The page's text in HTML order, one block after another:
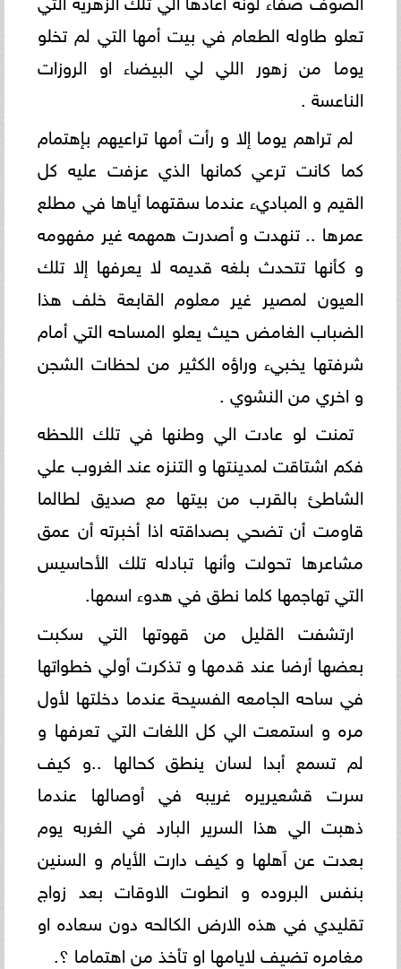
تعلو طاوله الطعام في بيت أمها التي لم تخلو
يوما من زهور اللي لي البيضاء او الروزات
الناعسة .
لم تراهم يوما إلا و رأت أمها تراعيهم بإهتمام
كما كانت ترعي كمانها الذي عزفت عليه كل
القيم و المباديء عندما سقتهما أياها في مطلع
عمرها .. تنهدت و أصدرت همهمه غير مفهومه
و كأنها تتحدث بلغه قديمه لا يعرفها إلا تلك
العيون لمصير غير معلوم القابعة خلف هذا
الضباب الغامض حيث يعلو المساحه التي أمام
شرفتها يخبيء وراؤه الكثير من لحظات الشجن
و اخري من النشوي .
تمنت لو عادت الي وطنها في تلك اللحظه
فكم اشتاقت لمدينتها و التنزه عند الغروب علي
الشاطئ بالقرب من بيتها مع صديق لطالما
قاومت أن تضحي بصداقته اذا أخبرته أن عمق
مشاعرها تحولت وأنها تبادله تلك الأحاسيس
التي تهاجمها كلما نطق في هدوء اسمها.
ارتشفت القليل من قهوتها التي سكبت
بعضها أرضا عند قدمها و تذكرت أولي خطواتها
في ساحه الجامعه الفسيحة عندما دخلتها لأول
مره و استمعت الي كل اللغات التي تعرفها و
لم تسمع أبدا لسان ينطق كحالها ..و كيف
سرت قشعيريره غريبه في أوصالها عندما
ذهبت الي هذا السرير البارد في الغربه يوم
بعدت عن اَهلها و كيف دارت الأيام و السنين
بنفس البروده و انطوت الاوقات بعد زواج
تقليدي في هذه الارض الكالحه دون سعاده او
مغامره تضيف لايامها او تأخذ من اهتماما ؟.